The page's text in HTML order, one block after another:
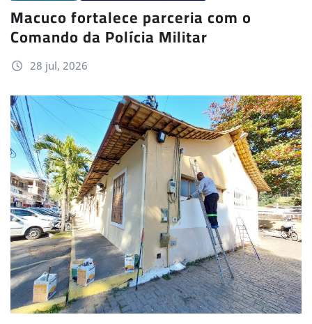
Macuco fortalece parceria com o
Comando da Polícia Militar
28 jul, 2026